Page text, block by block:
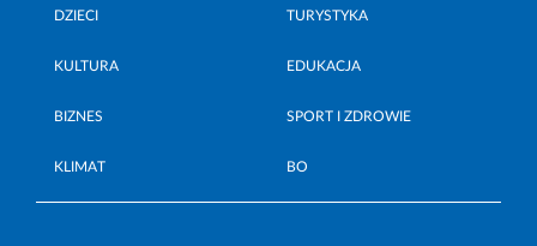
DZIECI TURYSTYKA
KULTURA EDUKACJA
BIZNES SPORT I ZDROWIE
KLIMAT BO